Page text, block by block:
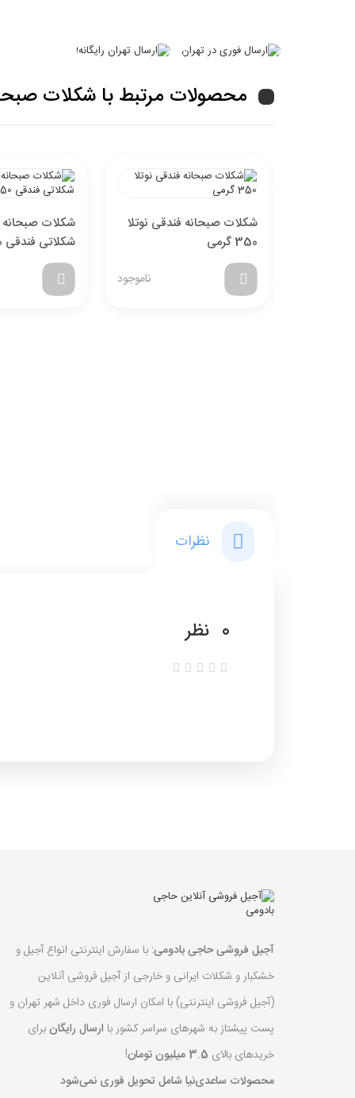
محصولات مرتبط با شکلات صبحانه
شکلات صبحانه فندقی نوتلا
350 گرمی
ناموجود
شکلات صبحانه
شکلاتی فندقی 350 گرمی
نظرات
0 نظر
آجیل فروشی حاجی بادومی: با سفارش اینترنتی انواع آجیل و
خشکبار و شکلات ایرانی و خارجی از آجیل فروشی آنلاین
(آجیل فروشی اینترنتی) با امکان ارسال فوری داخل شهر تهران و
پست پیشتاز به شهرهای سراسر کشور با ارسال رایگانبرای
خریدهای بالای 3.5 میلیون تومان
!
محصولات ساعدی‌نیا شامل تحویل فوری نمی‌شود